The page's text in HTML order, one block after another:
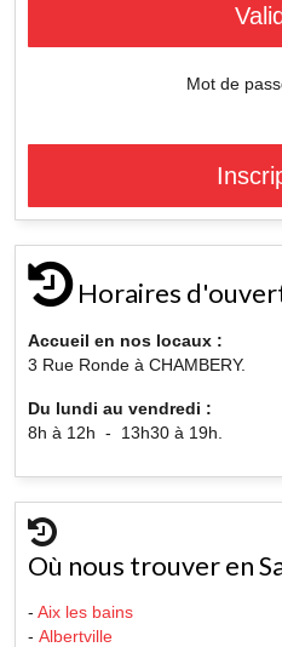
Mot de
Horaires
Accueil en nos locaux :
3 Rue Ronde à CHAMBERY.
Du lundi au vendredi :
8h à 12h - 13h30 à 19h.
Où nous trouver en
- Aix les bains
- Albertville